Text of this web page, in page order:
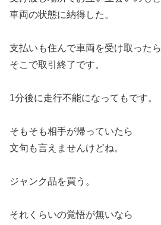
車両の状態に納得した。
支払いも住んで車両を受け取ったら
そこで取引終了です。
1分後に走行不能になってもです。
そもそも相手が帰っていたら
文句も言えませんけどね。
ジャンク品を買う。
それくらいの覚悟が無いなら